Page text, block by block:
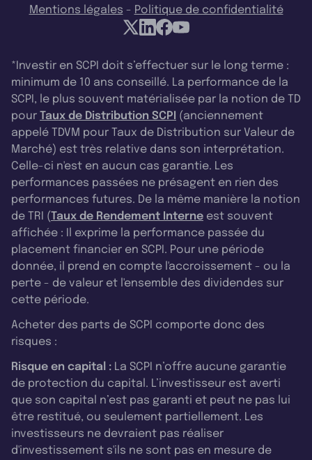
Mentions légales - Politique de confidentialité
*Investir en SCPI doit s’effectuer sur le long terme :
minimum de 10 ans conseillé. La performance de la
SCPI, le plus souvent matérialisée par la notion de TD
pour Taux de Distribution SCPI (anciennement
appelé TDVM pour Taux de Distribution sur Valeur de
Marché) est très relative dans son interprétation.
Celle-ci n'est en aucun cas garantie. Les
performances passées ne présagent en rien des
performances futures. De la même manière la notion
de TRI (Taux de Rendement Interne est souvent
affichée : Il exprime la performance passée du
placement financier en SCPI. Pour une période
donnée, il prend en compte l'accroissement - ou la
perte - de valeur et l'ensemble des dividendes sur
cette période.
Acheter des parts de SCPI comporte donc des
risques :
Risque en capital : La SCPI n’offre aucune garantie
de protection du capital. L’investisseur est averti
que son capital n’est pas garanti et peut ne pas lui
être restitué, ou seulement partiellement. Les
investisseurs ne devraient pas réaliser
d'investissement s'ils ne sont pas en mesure de